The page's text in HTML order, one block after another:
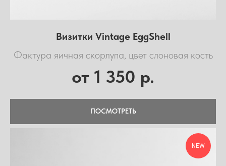
Визитки Vintage EggShell
Фактура яичная скорлупа, цвет слоновая кость
от 1 350 р.
ПОСМОТРЕТЬ
NEW